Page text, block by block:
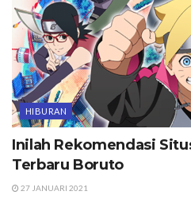
HIBURAN
Inilah Rekomendasi
Terbaru Boruto
27 JANUARI 2021